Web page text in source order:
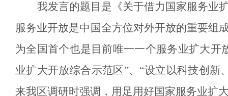
我发言的题目是《关于借力 国家服务业
服务业开放是中国全方位对外开放的重要组
为全国首个也是目前唯一一个服务业扩大开
业扩大开放综合示范区”、“设立以科技创
来我区调研时强调，用足用好国家服务业扩